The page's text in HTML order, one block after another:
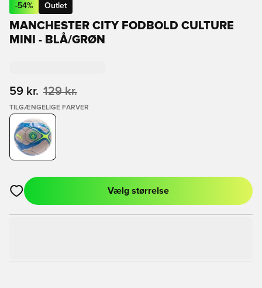
-54% Outlet
MANCHESTER CITY FODBOLD CULTURE
MINI - BLÅ/GRØN
59 kr. 129 kr.
TILGÆNGELIGE FARVER
Åbner en Modal til at logge ind eller tilmelde dig som medlem
Vælg størrelse